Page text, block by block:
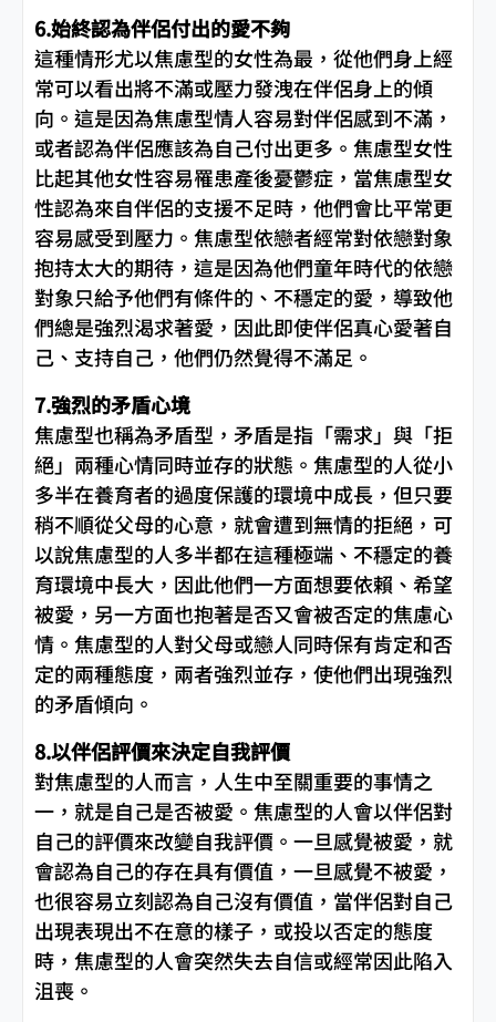
6.始終認為伴侶付出的愛不夠
這種情形尤以焦慮型的女性為最，從他們身上經
常可以看出將不滿或壓力發洩在伴侶身上的傾
向。這是因為焦慮型情人容易對伴侶感到不滿，
或者認為伴侶應該為自己付出更多。焦慮型女性
比起其他女性容易罹患產後憂鬱症，當焦慮型女
性認為來自伴侶的支援不足時，他們會比平常更
容易感受到壓力。焦慮型依戀者經常對依戀對象
抱持太大的期待，這是因為他們童年時代的依戀
對象只給予他們有條件的、不穩定的愛，導致他
們總是強烈渴求著愛，因此即使伴侶真心愛著自
己、支持自己，他們仍然覺得不滿足。
7.強烈的矛盾心境
焦慮型也稱為矛盾型，矛盾是指「需求」與「拒
絕」兩種心情同時並存的狀態。焦慮型的人從小
多半在養育者的過度保護的環境中成長，但只要
稍不順從父母的心意，就會遭到無情的拒絕，可
以說焦慮型的人多半都在這種極端、不穩定的養
育環境中長大，因此他們一方面想要依賴、希望
被愛，另一方面也抱著是否又會被否定的焦慮心
情。焦慮型的人對父母或戀人同時保有肯定和否
定的兩種態度，兩者強烈並存，使他們出現強烈
的矛盾傾向。
8.以伴侶評價來決定自我評價
對焦慮型的人而言，人生中至關重要的事情之
一，就是自己是否被愛。焦慮型的人會以伴侶對
自己的評價來改變自我評價。一旦感覺被愛，就
會認為自己的存在具有價值，一旦感覺不被愛，
也很容易立刻認為自己沒有價值，當伴侶對自己
出現表現出不在意的樣子，或投以否定的態度
時，焦慮型的人會突然失去自信或經常因此陷入
沮喪。